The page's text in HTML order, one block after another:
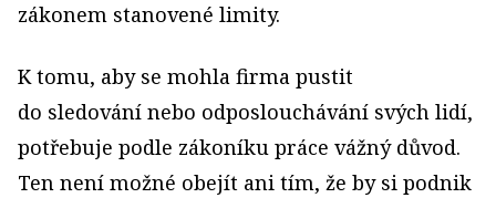
zákonem stanovené limity.
K tomu, aby se mohla firma pustit
do sledování nebo odposlouchávání svých lidí,
potřebuje podle zákoníku práce vážný důvod.
Ten není možné obejít ani tím, že by si podnik